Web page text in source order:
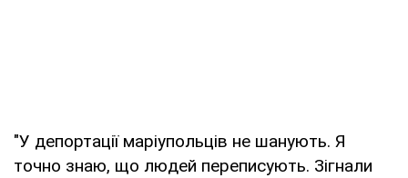
"У депортації маріупольців не шанують. Я
точно знаю, що людей переписують. Зігнали